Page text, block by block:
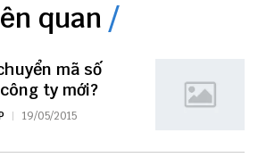
quan
mã số
ty mới?
19/05/2015